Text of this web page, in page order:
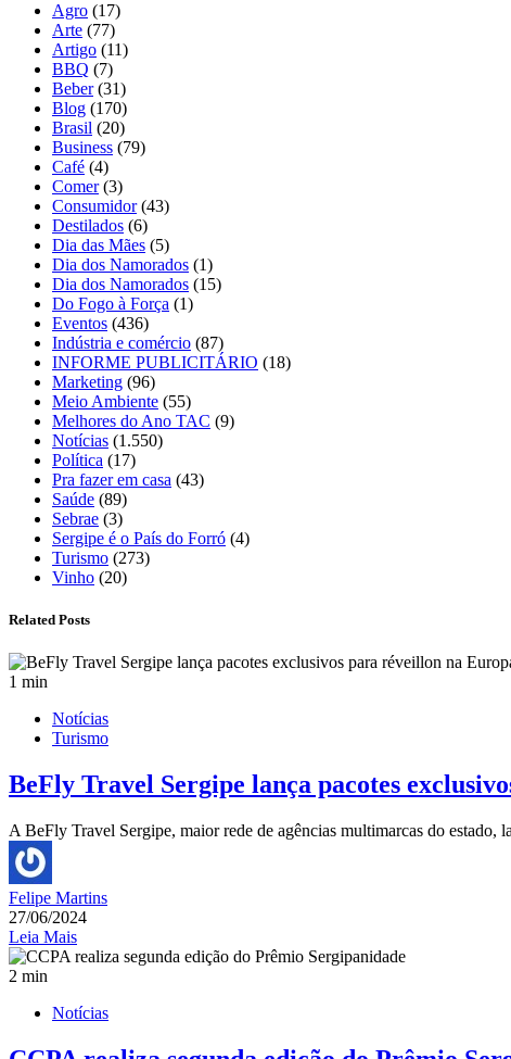
Agro (17)
Arte (77)
Artigo (11)
BBQ (7)
Beber(31)
Blog (170)
Brasil (20)
Business (79)
Café (4)
Comer(3)
Consumidor(43)
Destilados (6)
Dia das Mães (5)
Dia dos Namorados (1)
Dia dos Namorados (15)
Do Fogo à Força (1)
Eventos (436)
Indústria e comércio (87)
INFORME PUBLICITÁRIO (18)
Marketing (96)
Meio Ambiente (55)
Melhores do Ano TAC (9)
Notícias (1.550)
Política (17)
Pra fazer em casa (43)
Saúde (89)
Sebrae (3)
Sergipe é o País do Forró (4)
Turismo (273)
Vinho (20)
Related Posts
1 min
Notícias
Turismo
BeFly Travel Sergipe lança pacotes
A BeFly Travel Sergipe, maior rede de agências multimarcas do estado,
Felipe Martins
27/06/2024
Leia Mais
2 min
Notícias